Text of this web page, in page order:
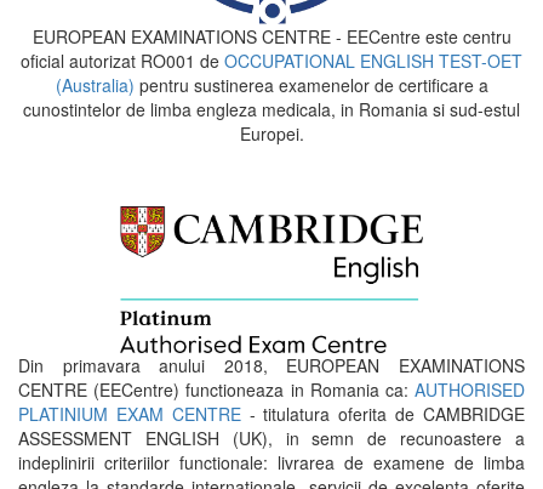
EUROPEAN EXAMINATIONS CENTRE - EECentre este centru
oficial autorizat RO001 de OCCUPATIONAL ENGLISH TEST-OET
(Australia) pentru sustinerea examenelor de certificare a
cunostintelor de limba engleza medicala, in Romania si sud-estul
Europei.
Din primavara anului 2018, EUROPEAN EXAMINATIONS
CENTRE (EECentre) functioneaza in Romania ca: AUTHORISED
PLATINIUM EXAM CENTRE- titulatura oferita de CAMBRIDGE
ASSESSMENT ENGLISH (UK), in semn de recunoastere a
indeplinirii criteriilor functionale: livrarea de examene de limba